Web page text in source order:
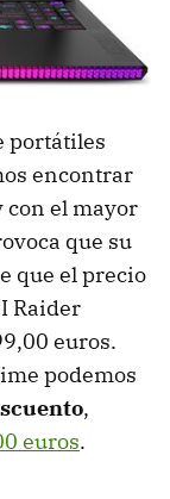
portátiles
encontrar
con el mayor
que su
que el precio
Raider
euros.
podemos
,
euros.